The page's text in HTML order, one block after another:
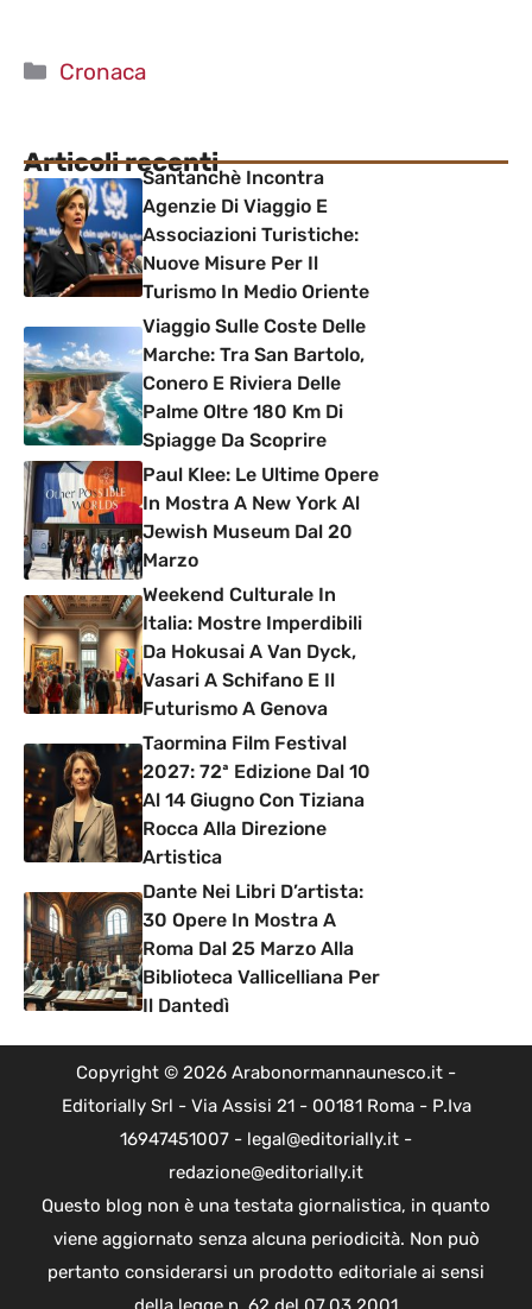
Categorie
Cronaca
Articoli recentiSantanchè Incontra
Agenzie Di Viaggio E
Associazioni Turistiche:
Nuove Misure Per Il
Turismo In Medio Oriente
Viaggio Sulle Coste Delle
Marche: Tra San Bartolo,
Conero E Riviera Delle
Palme Oltre 180 Km Di
Spiagge Da Scoprire
Paul Klee: Le Ultime Opere
In Mostra A New York Al
Jewish Museum Dal 20
Marzo
Weekend Culturale In
Italia: Mostre Imperdibili
Da Hokusai A Van Dyck,
Vasari A Schifano E Il
Futurismo A Genova
Taormina Film Festival
2027: 72ª Edizione Dal 10
Al 14 Giugno Con Tiziana
Rocca Alla Direzione
Artistica
Dante Nei Libri D’artista:
30 Opere In Mostra A
Roma Dal 25 Marzo Alla
Biblioteca Vallicelliana Per
Il Dantedì
Copyright © 2026 Arabonormannaunesco.it -
Editorially Srl - Via Assisi 21 - 00181 Roma - P.Iva
16947451007 - legal@editorially.it -
redazione@editorially.it
Questo blog non è una testata giornalistica, in quanto
viene aggiornato senza alcuna periodicità. Non può
pertanto considerarsi un prodotto editoriale ai sensi